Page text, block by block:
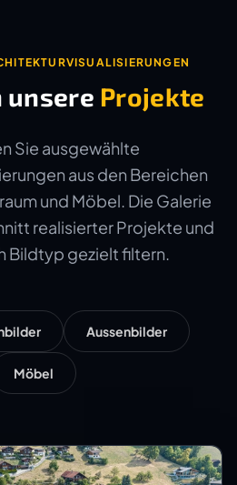
unsere Projekte
Sie ausgewählte
aus den Bereichen
und Möbel. Die Galerie
realisierter Projekte und
Bildtyp gezielt filtern.
Aussenbilder
Möbel